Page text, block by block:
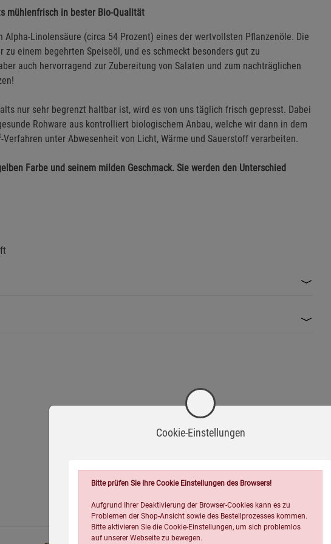
mühlenfrisch in bester Bio-Qualität
Linolensäure (circa 54 Prozent) eines der wertvollsten Pflanzenöle. Die
einem begehrten Speiseöl, und es schmeckt besonders gut zu
auch hervorragend zur Zubereitung von Salaten und zum nachträglichen
nur sehr begrenzt haltbar ist, wird es von uns täglich frisch gepresst. Dabei
Rohware aus kontrolliert biologischem Anbau, welche wir dann in dem
-Verfahren unter Abwesenheit von Licht, Wärme und Sauerstoff verarbeiten.
Farbe und seinem milden Geschmack. Sie werden den Unterschied
Wird oft zusammen bestellt:
Cookie-Einstellungen
Bitte prüfen Sie Ihre Cookie Einstellungen des Browsers!
Aufgrund Ihrer Deaktivierung der Browser-Cookies kann es zu
Problemen der Shop-Ansicht sowie des Bestellprozesses kommen.
Bitte aktivieren Sie die Cookie-Einstellungen, um sich problemlos
auf unserer Webseite zu bewegen.